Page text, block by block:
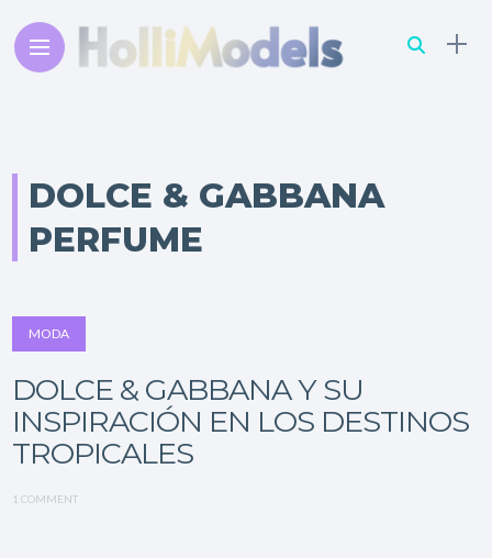
DOLCE & GABBANA
PERFUME
MODA
DOLCE & GABBANA Y SU
INSPIRACIÓN EN LOS DESTINOS
TROPICALES
1 COMMENT